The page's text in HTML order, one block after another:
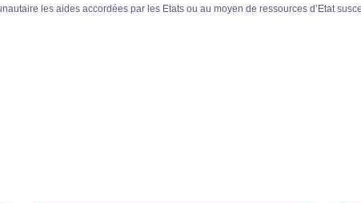
les aides accordées par les Etats ou au moyen de ressources d’Etat